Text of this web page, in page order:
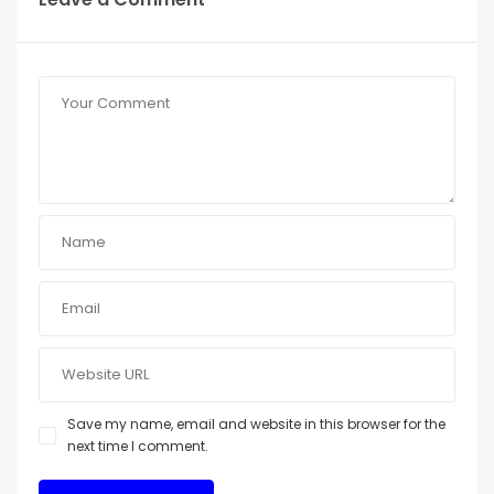
Save my name, email and website in this browser for the
next time I comment.